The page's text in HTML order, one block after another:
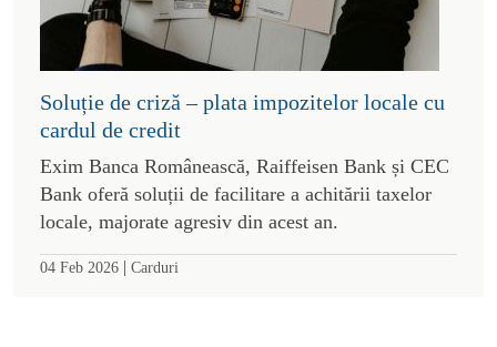
Soluție de criză – plata impozitelor locale cu
cardul de credit
Exim Banca Românească, Raiffeisen Bank și CEC
Bank oferă soluții de facilitare a achitării taxelor
locale, majorate agresiv din acest an.
04 Feb 2026 | Carduri